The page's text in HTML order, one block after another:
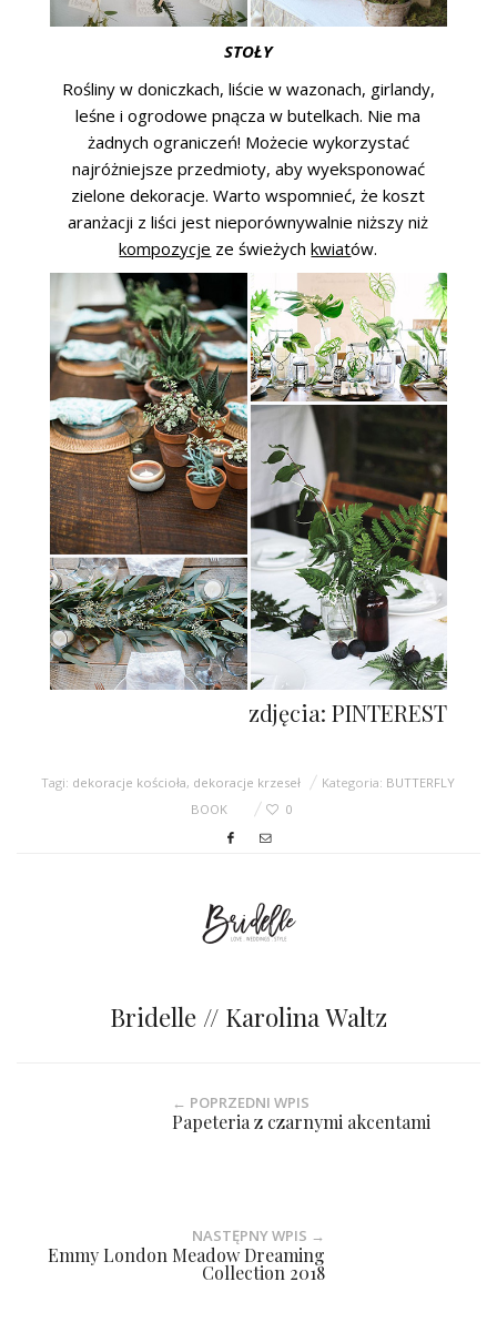
STOŁY
Rośliny w doniczkach, liście w wazonach, girlandy,
leśne i ogrodowe pnącza w butelkach. Nie ma
żadnych ograniczeń! Możecie wykorzystać
najróżniejsze przedmioty, aby wyeksponować
zielone dekoracje. Warto wspomnieć, że koszt
aranżacji z liści jest nieporównywalnie niższy niż
kompozycje ze świeżychkwiatów.
zdjęcia: PINTEREST
Tagi: dekoracje kościoła, dekoracje krzeseł Kategoria: BUTTERFLY
BOOK
0
Bridelle // Karolina Waltz
← POPRZEDNI WPIS
Papeteria z czarnymi akcentami
NASTĘPNY WPIS →
Emmy London Meadow Dreaming
Collection 2018